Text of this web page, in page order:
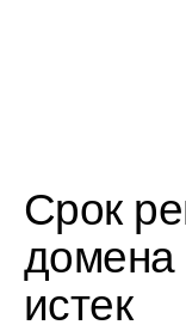
Срок
домена
истек